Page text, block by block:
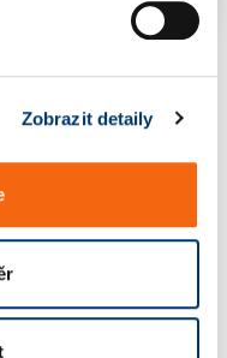
Zobrazit detaily
produktů